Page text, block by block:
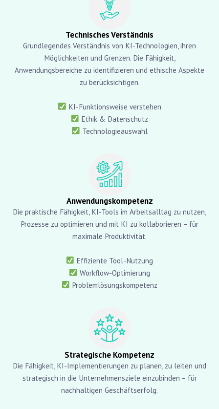
Technisches Verständnis
Grundlegendes Verständnis von KI-Technologien, ihren
Möglichkeiten und Grenzen. Die Fähigkeit,
Anwendungsbereiche zu identifizieren und ethische Aspekte
zu berücksichtigen.
KI-Funktionsweise verstehen
Ethik & Datenschutz
Technologieauswahl
Anwendungskompetenz
Die praktische Fähigkeit, KI-Tools im Arbeitsalltag zu nutzen,
Prozesse zu optimieren und mit KI zu kollaborieren – für
maximale Produktivität.
Effiziente Tool-Nutzung
Workflow-Optimierung
Problemlösungskompetenz
Strategische Kompetenz
Die Fähigkeit, KI-Implementierungen zu planen, zu leiten und
strategisch in die Unternehmensziele einzubinden – für
nachhaltigen Geschäftserfolg.